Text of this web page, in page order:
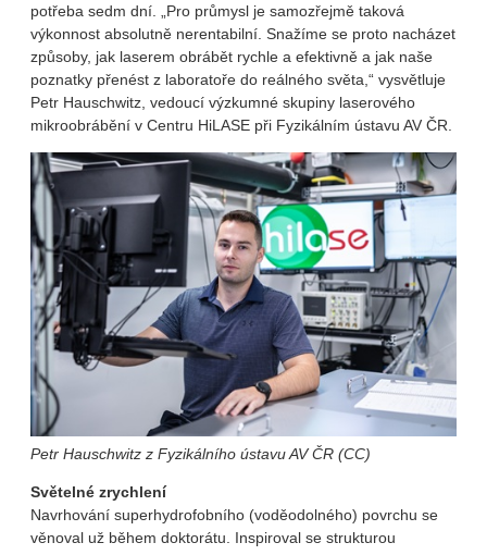
potřeba sedm dní. „Pro průmysl je samozřejmě taková
výkonnost absolutně nerentabilní. Snažíme se proto nacházet
způsoby, jak laserem obrábět rychle a efektivně a jak naše
poznatky přenést z laboratoře do reálného světa,“ vysvětluje
Petr Hauschwitz, vedoucí výzkumné skupiny laserového
mikroobrábění v Centru HiLASE při Fyzikálním ústavu AV ČR.
Petr Hauschwitz z Fyzikálního ústavu AV ČR (CC)
Světelné zrychlení
Navrhování superhydrofobního (voděodolného) povrchu se
věnoval už během doktorátu. Inspiroval se strukturou